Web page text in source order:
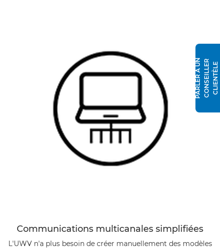
Communications multicanales simplifiées
L'UWV n'a plus besoin de créer manuellement des modèles
P
A
R
L
E
R
À U
N
C
O
N
S
E
I
L
L
E
R
C
L
I
E
N
T
È
L E